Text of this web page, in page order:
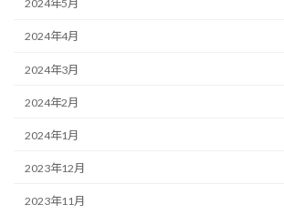
2024年5月
2024年4月
2024年3月
2024年2月
2024年1月
2023年12月
2023年11月